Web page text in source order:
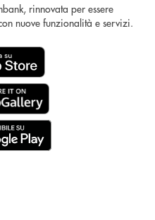
rinnovata per essere
nuove funzionalità e servizi.